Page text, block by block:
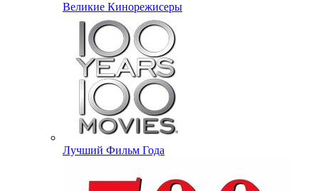
Великие Кинорежисеры
Лучший Фильм Года